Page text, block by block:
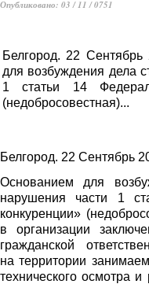
Опубликовано: 03 / 11 / 0751
Белгород. 22
для возбуждения дела
1 статьи 14
(недобросовестная)...
Белгород. 22 Сентябрь
Основанием для
нарушения части 1
конкуренции»
в организации
гражданской
на территории
технического осмотра и